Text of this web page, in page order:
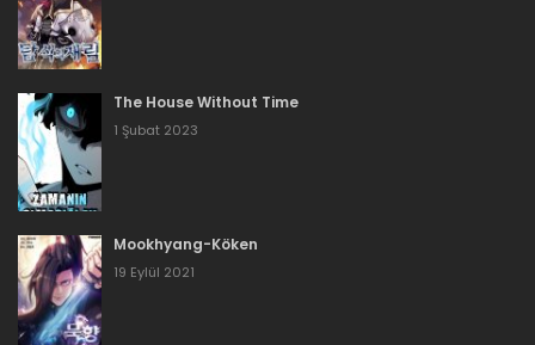
Bölüm 259
1 Mayıs 2024
Bölüm 258
1 Mayıs 2024
1 Mayıs 2024
Bölüm 256
The House Without Time
1 Şubat 2023
Mookhyang-Köken
19 Eylül 2021